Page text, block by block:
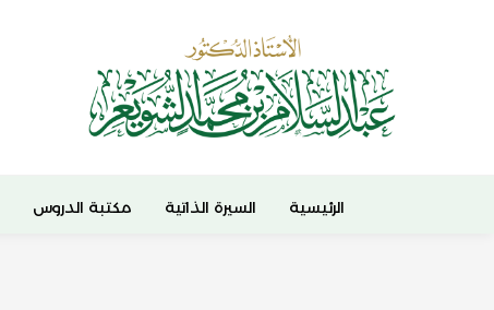
الرئيسية السيرة الذاتية مكتبة الدروس